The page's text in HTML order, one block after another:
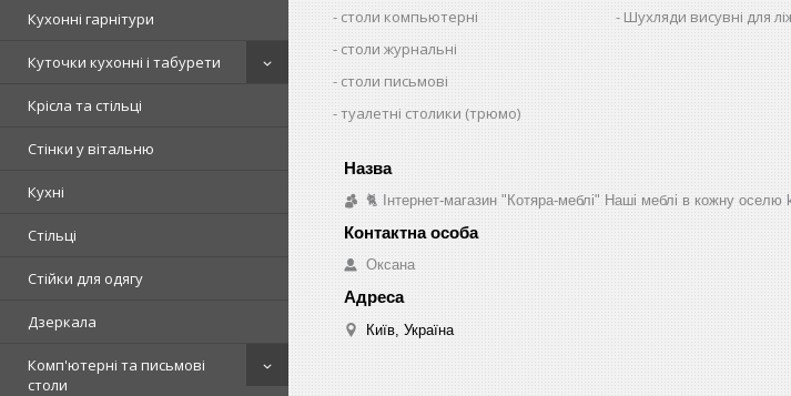
Кухонні гарнітури
Куточки кухонні і табурети
Крісла та стільці
Стінки у вітальню
Кухні
Стільці
Стійки для одягу
Дзеркала
Комп'ютерні та письмові
столи
столи компьютерні
столи журнальні
столи письмові
туалетні столики (трюмо)
Шухляди висувні для
🐈 Інтернет-магазин "Котяра-меблі" Наші меблі в кожну оселю
Оксана
Київ, Україна